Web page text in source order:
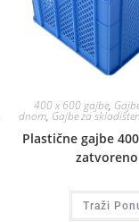
400 x 600 gajbe,
dnom, Gajbe za
Plastične gajbe
Traži